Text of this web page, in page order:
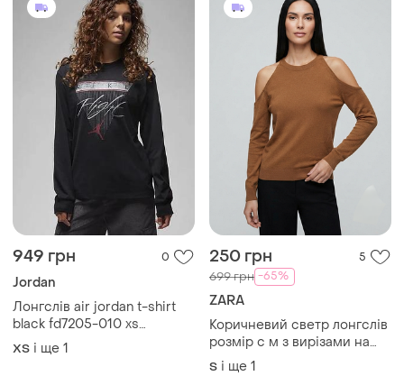
949 грн 0
Jordan
Лонгслів air jordan t-shirt
black fd7205-010 xs
лонгслив nike jordan
черный xs
ХS і ще 1
250 грн 5
699 грн -65%
ZARA
Коричневий светр лонгслів
розмір с м з вирізами на
плечах zara
S і ще 1